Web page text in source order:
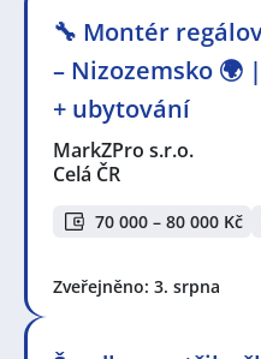
🔧 Montér
– Nizozemsko 🌍
+ ubytování
MarkZPro s.r.o.
Celá ČR
70 000 – 80 000 Kč
Zveřejněno: 3. srpna